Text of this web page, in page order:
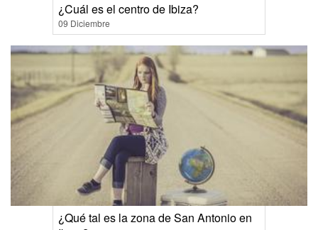
¿Cuál es el centro de Ibiza?
09 Diciembre
¿Qué tal es la zona de San Antonio en